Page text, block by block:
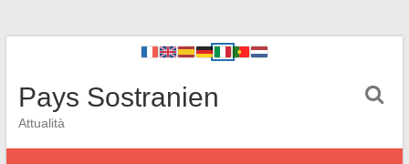
Pays Sostranien
Attualità